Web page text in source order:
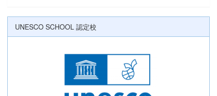
UNESCO SCHOOL 認定校